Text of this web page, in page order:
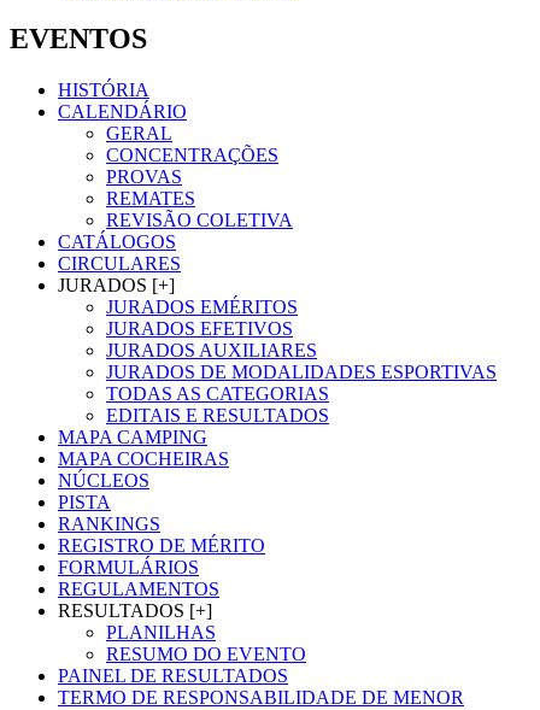
EVENTOS
HISTÓRIA
CALENDÁRIO
GERAL
CONCENTRAÇÕES
PROVAS
REMATES
REVISÃO COLETIVA
CATÁLOGOS
CIRCULARES
JURADOS [+]
JURADOS EMÉRITOS
JURADOS EFETIVOS
JURADOS AUXILIARES
JURADOS DE MODALIDADES ESPORTIVAS
TODAS AS CATEGORIAS
EDITAIS E RESULTADOS
MAPA CAMPING
MAPA COCHEIRAS
NÚCLEOS
PISTA
RANKINGS
REGISTRO DE MÉRITO
FORMULÁRIOS
REGULAMENTOS
RESULTADOS [+]
PLANILHAS
RESUMO DO EVENTO
PAINEL DE RESULTADOS
TERMO DE RESPONSABILIDADE DE MENOR